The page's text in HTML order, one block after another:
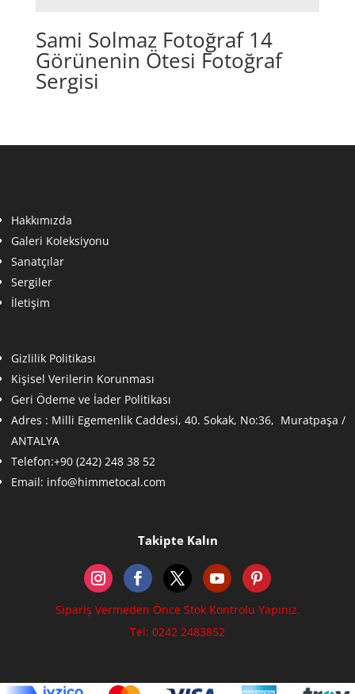
Sami Solmaz Fotoğraf 14
Görünenin Ötesi Fotoğraf
Sergisi
Hakkımızda
Galeri Koleksiyonu
Sanatçılar
Sergiler
İletişim
Gizlilik Politikası
Kişisel Verilerin Korunması
Geri Ödeme ve İader Politikası
Adres : Milli Egemenlik Caddesi, 40. Sokak, No:36, Muratpaşa /
ANTALYA
Telefon:+90 (242) 248 38 52
Email: info@himmetocal.com
Takipte Kalın
Sipariş Vermeden Önce Stok Kontrolu Yapınız.
Tel: 0242 2483852